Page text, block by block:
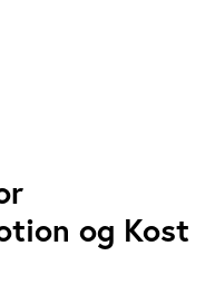
og Kost